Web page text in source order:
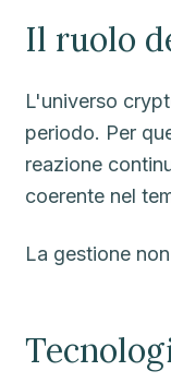
Il ruolo
L'universo
periodo. Per
reazione
coerente nel
La gestione